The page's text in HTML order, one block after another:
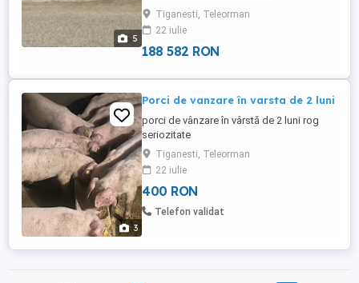
5
380V si monofazat 230V Deschiderea
curții de 16M cu 5m este betonată cu
sistem de canalizare Sunt construiți ...
Tiganesti, Teleorman
22 iulie
188 582 RON
3
Porci de vanzare în varsta de 2 luni
porci de vânzare în vârstă de 2 luni rog
seriozitate
Tiganesti, Teleorman
22 iulie
400 RON
Telefon validat